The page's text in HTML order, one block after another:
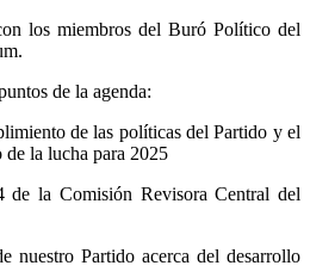
los miembros del Buró Político del
de la agenda:
de las políticas del Partido y el
la lucha para 2025
de la Comisión Revisora Central del
nuestro Partido acerca del desarrollo